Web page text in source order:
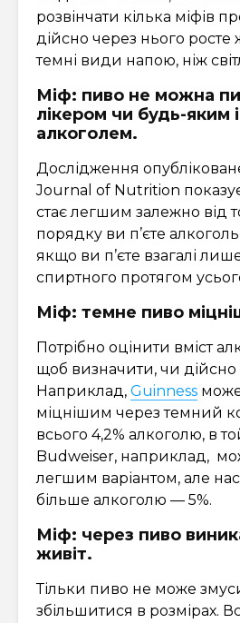
розвінчати кілька міфів
дійсно через нього росте
темні види напою, ніж
Міф: пиво не можна
лікером чи будь-яким
алкоголем.
Дослідження
Journal of Nutrition
стає легшим залежно від
порядку ви п’єте
якщо ви п’єте взагалі
спиртного протягом
Міф: темне пиво
Потрібно оцінити вміст
щоб визначити, чи дійсно
Наприклад, Guinness
міцнішим через темний
всього 4,2% алкоголю, в
Budweiser, наприклад,
легшим варіантом, але
більше алкоголю — 5%.
Міф: через пиво
живіт.
Тільки пиво не може
збільшитися в розмірах.